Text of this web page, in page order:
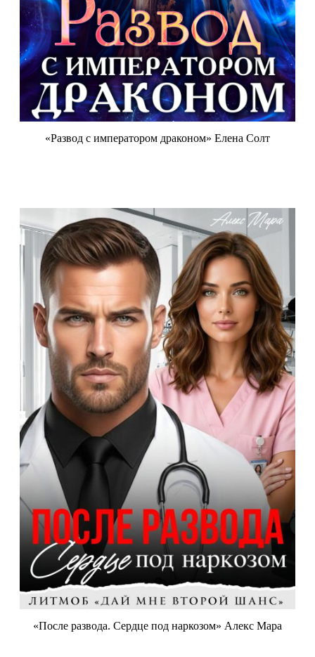
«Развод с императором драконом» Елена Солт
«После развода. Сердце под наркозом» Алекс Мара